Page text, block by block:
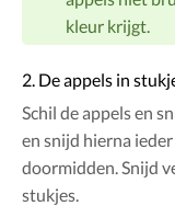
kleur krijgt.
2. De appels in
Schil de appels en
en snijd hierna
doormidden. Snijd
stukjes.